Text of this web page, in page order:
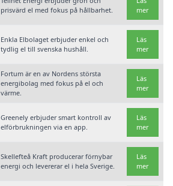
prisvärd el med fokus på hållbarhet.
mer
Enkla Elbolaget erbjuder enkel och
tydlig el till svenska hushåll.
Läs
mer
Fortum är en av Nordens största
energibolag med fokus på el och
värme.
Läs
mer
Greenely erbjuder smart kontroll av
elförbrukningen via en app.
Läs
mer
Skellefteå Kraft producerar förnybar
energi och levererar el i hela Sverige.
Läs
mer